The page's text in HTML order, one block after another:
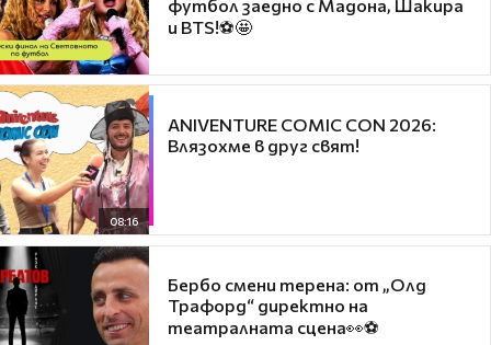
футбол заедно с Мадона, Шакира
и BTS!⚽🤩
08:16
ANIVENTURE COMIC CON 2026:
Влязохме в друг свят!
Бербо смени терена: от „Олд
Трафорд“ директно на
театралната сцена👀⚽